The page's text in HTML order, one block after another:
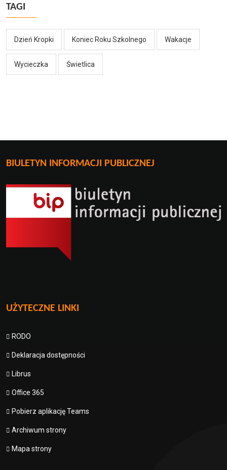
TAGI
Dzień Kropki Koniec Roku Szkolnego Wakacje
Wycieczka Świetlica
BIULETYN INFORMACJI PUBLICZNEJ
UŻYTECZNE LINKI
RODO
Deklaracja dostępności
Librus
Office 365
Pobierz aplikację Teams
Archiwum strony
Mapa strony